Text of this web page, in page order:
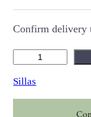
Confirm delivery
m
a
Sillas